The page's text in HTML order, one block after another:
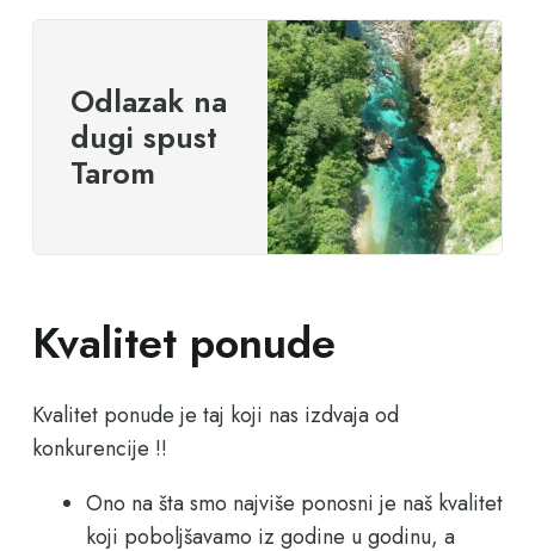
Odlazak na
dugi spust
Tarom
Kvalitet ponude
Kvalitet ponude je taj koji nas izdvaja od
konkurencije !!
Ono na šta smo najviše ponosni je naš kvalitet
koji poboljšavamo iz godine u godinu, a